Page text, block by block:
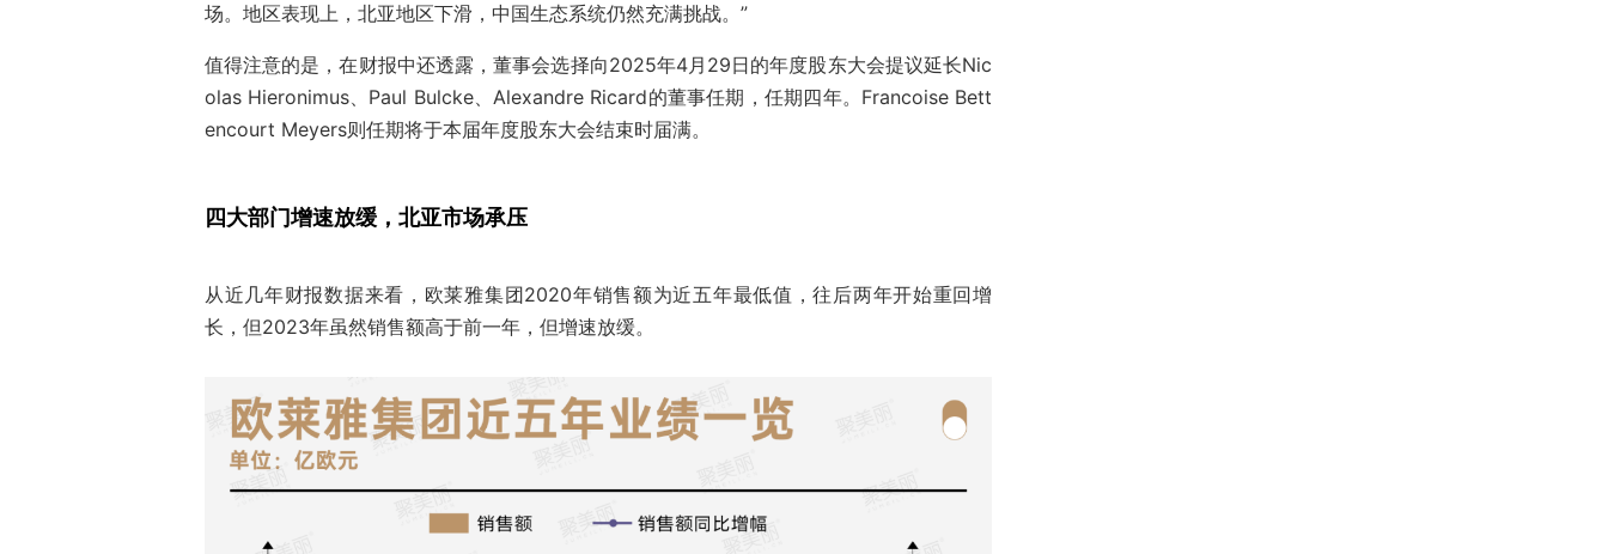
场。地区表现上，北亚地区下滑，中国生态系统仍然充满挑战。”
值得注意的是，在财报中还透露，董事会选择向2025年4月29日的年度股东大会提议延长Nic
olas Hieronimus、Paul Bulcke、Alexandre Ricard的董事任期，任期四年。Francoise Bett
encourt Meyers则任期将于本届年度股东大会结束时届满。
四大部门增速放缓，北亚市场承压
从近几年财报数据来看，欧莱雅集团2020年销售额为近五年最低值，往后两年开始重回增
长，但2023年虽然销售额高于前一年，但增速放缓。